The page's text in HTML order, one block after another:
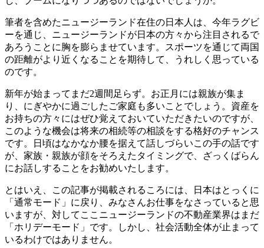
筆者を含めたニュージーランド在住の日本人は、今年ラグビ
ーを通じ、ニュージーランドが日本の方々から注目されるで
あろうことに胸を膨らませています。スポーツを通じて両国
の距離がより近くなることを期待して、うれしく思っている
のです。
新年が始まってまだ2週間足らず。お正月には親族が集ま
り、にぎやかに過ごしたご家庭も多いことでしょう。資産を
お持ちの方々にはぜひ覚えておいていただきたいのですが、
このような機会は将来の相続等の相談をする格好のチャンス
です。日頃はなかなか腰を据えて話しづらいこの手の話です
が、家族・親族が顔をそろえたタイミングで、ざっくばらん
にお話しすることをお勧めいたします。
とはいえ、この記事が掲載されるころには、日本はとっくに
「通常モード」に戻り、みなさんお仕事をなさっていると思
いますが、対してここニュージーランドの不動産業界はまだ
「ホリデーモード」です。しかし、社会活動全体が止まって
いるわけではありません。